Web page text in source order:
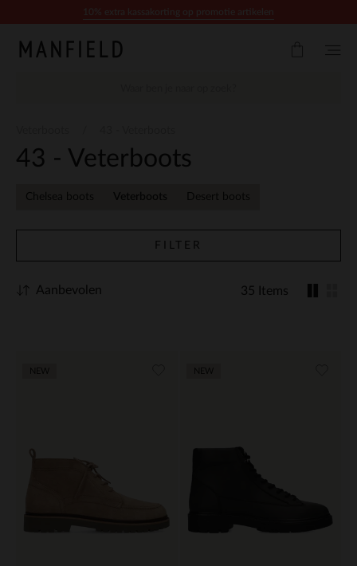
43 - Veterboots
Chelsea boots Veterboots Desert boots
FILTER
35 Items
Aanbevolen